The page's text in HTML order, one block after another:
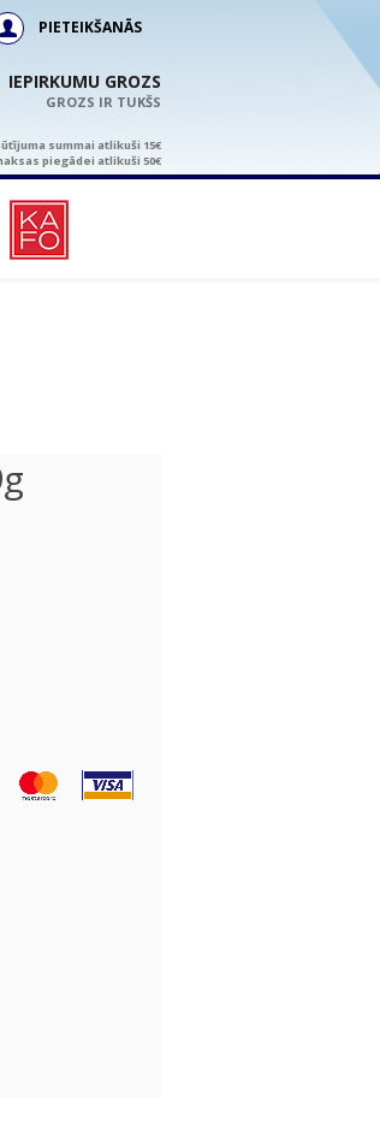
PIETEIKŠANĀS
IEPIRKUMU GROZS
GROZS IR TUKŠS
summai atlikuši 15€
piegādei atlikuši 50€